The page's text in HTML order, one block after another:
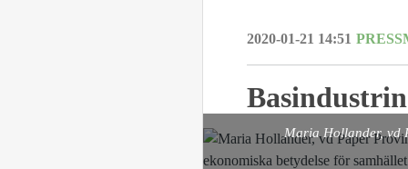
2020-01-21 14:51
Maria Hollander, vd